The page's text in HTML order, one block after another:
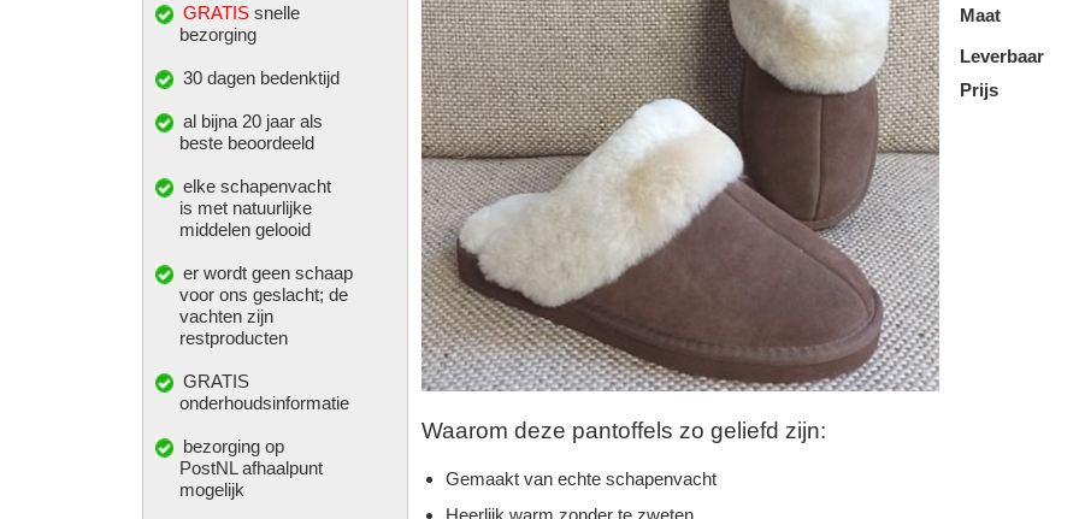
GRATIS snelle
bezorging
30 dagen bedenktijd
al bijna 20 jaar als
beste beoordeeld
elke schapenvacht
is met natuurlijke
middelen gelooid
er wordt geen schaap
voor ons geslacht; de
vachten zijn
restproducten
GRATIS
onderhoudsinformatie
bezorging op
PostNL afhaalpunt
mogelijk
Maat
Leverbaar
Prijs
Waarom deze pantoffels zo geliefd zijn:
Gemaakt van echte schapenvacht
Heerlijk warm zonder te zweten